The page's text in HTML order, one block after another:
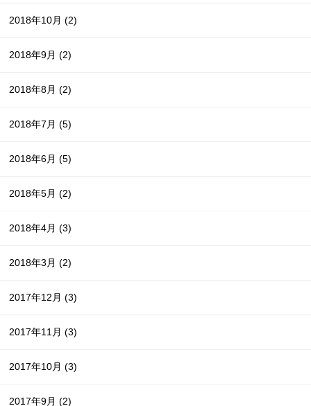
2018年10月(2)
2018年9月(2)
2018年8月(2)
2018年7月(5)
2018年6月(5)
2018年5月(2)
2018年4月(3)
2018年3月(2)
2017年12月(3)
2017年11月(3)
2017年10月(3)
2017年9月(2)